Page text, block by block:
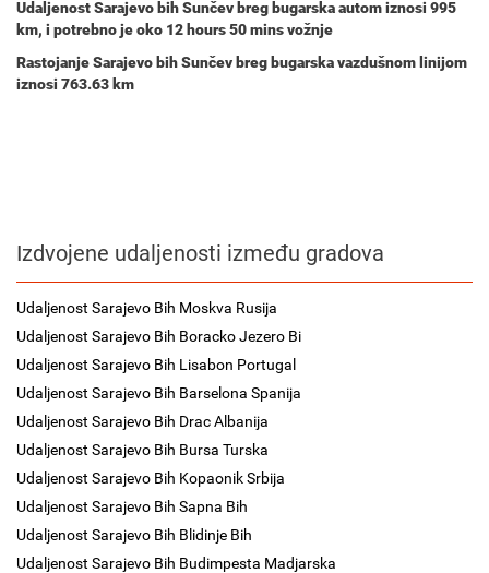
Udaljenost Sarajevo bih Sunčev breg bugarska autom iznosi 995
km, i potrebno je oko 12 hours 50 minsvožnje
Rastojanje Sarajevo bih Sunčev breg bugarska vazdušnom linijom
iznosi 763.63 km
Izdvojene udaljenosti između gradova
Udaljenost Sarajevo Bih Moskva Rusija
Udaljenost Sarajevo Bih Boracko Jezero Bi
Udaljenost Sarajevo Bih Lisabon Portugal
Udaljenost Sarajevo Bih Barselona Spanija
Udaljenost Sarajevo Bih Drac Albanija
Udaljenost Sarajevo Bih Bursa Turska
Udaljenost Sarajevo Bih Kopaonik Srbija
Udaljenost Sarajevo Bih Sapna Bih
Udaljenost Sarajevo Bih Blidinje Bih
Udaljenost Sarajevo Bih Budimpesta Madjarska